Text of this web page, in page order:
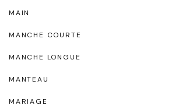
MAIN
MANCHE COURTE
MANCHE LONGUE
MANTEAU
MARIAGE